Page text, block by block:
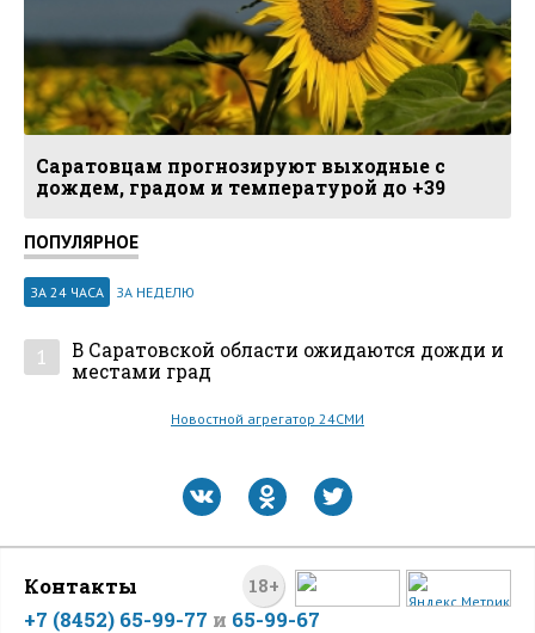
Саратовцам прогнозируют выходные с
дождем, градом и температурой до +39
ПОПУЛЯРНОЕ
ЗА 24 ЧАСА ЗА НЕДЕЛЮ
1
В Саратовской области ожидаются дожди и
местами град
Новостной агрегатор 24СМИ
18+
Контакты
+7 (8452) 65-99-77 и 65-99-67